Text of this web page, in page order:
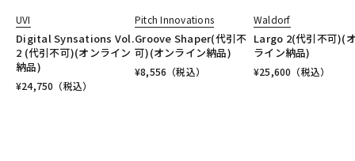
UVI
Digital Synsations Vol.
2 (代引不可)(オンライン
納品)
¥24,750 （税込）
Pitch Innovations
Groove Shaper(代引不
可)(オンライン納品)
¥8,556 （税込）
Waldorf
Largo 2(代引不可)(
ライン納品)
¥25,600 （税込）